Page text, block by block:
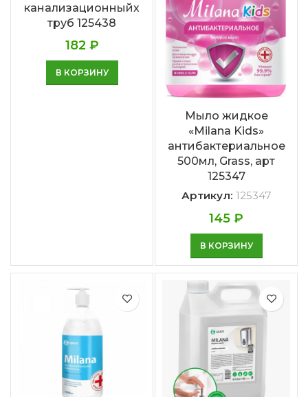
канализационныйх
труб 125438
182 ₽
В КОРЗИНУ
Мыло жидкое
«Milana Kids»
антибактериальное
500мл, Grass, арт
125347
Артикул: 125347
145 ₽
В КОРЗИНУ